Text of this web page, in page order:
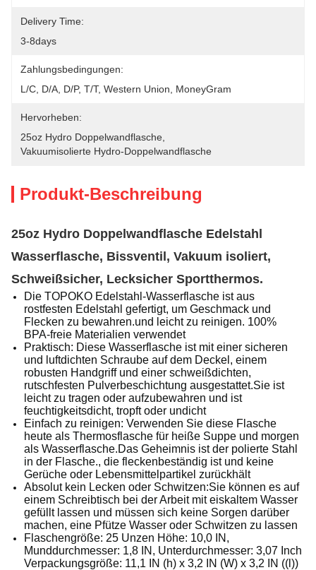
Delivery Time:
3-8days
Zahlungsbedingungen:
L/C, D/A, D/P, T/T, Western Union, MoneyGram
Hervorheben:
25oz Hydro Doppelwandflasche
Vakuumisolierte Hydro-Doppelwandflasche
Produkt-Beschreibung
25oz Hydro Doppelwandflasche Edelstahl
Wasserflasche, Bissventil, Vakuum isoliert,
Schweißsicher, Lecksicher Sportthermos.
Die TOPOKO Edelstahl-Wasserflasche ist aus
rostfesten Edelstahl gefertigt, um Geschmack und
Flecken zu bewahren.und leicht zu reinigen. 100%
BPA-freie Materialien verwendet
Praktisch: Diese Wasserflasche ist mit einer sicheren
und luftdichten Schraube auf dem Deckel, einem
robusten Handgriff und einer schweißdichten,
rutschfesten Pulverbeschichtung ausgestattet.Sie ist
leicht zu tragen oder aufzubewahren und ist
feuchtigkeitsdicht, tropft oder undicht
Einfach zu reinigen: Verwenden Sie diese Flasche
heute als Thermosflasche für heiße Suppe und morgen
als Wasserflasche.Das Geheimnis ist der polierte Stahl
in der Flasche., die fleckenbeständig ist und keine
Gerüche oder Lebensmittelpartikel zurückhält
Absolut kein Lecken oder Schwitzen:Sie können es auf
einem Schreibtisch bei der Arbeit mit eiskaltem Wasser
gefüllt lassen und müssen sich keine Sorgen darüber
machen, eine Pfütze Wasser oder Schwitzen zu lassen
Flaschengröße: 25 Unzen Höhe: 10,0 IN,
Munddurchmesser: 1,8 IN, Unterdurchmesser: 3,07 Inch
Verpackungsgröße: 11,1 IN (h) x 3,2 IN (W) x 3,2 IN ((l))